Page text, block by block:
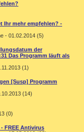
Ihr mehr empfehlen? -
- 01.02.2014 (5)
der
Das Programm läuft als
(1)
[Susp] Programm
(14)
(0)
FREE Antivirus